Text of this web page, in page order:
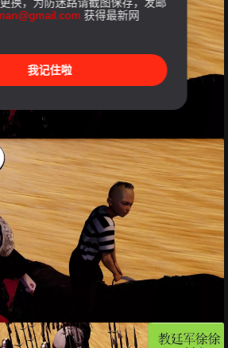
获得最新网
我记住啦